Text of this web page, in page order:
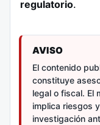
regulatorio.
AVISO
El contenido
constituye
legal o fiscal. El
implica riesgos
investigación